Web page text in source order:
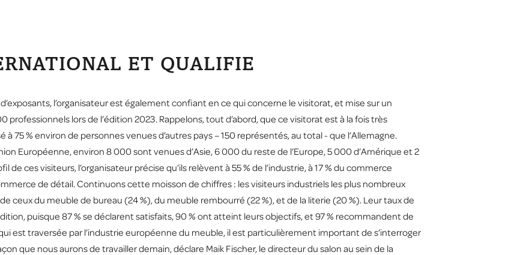
ET QUALIFIE
l’organisateur est également confiant en ce qui concerne le visitorat, et mise sur un
lors de l’édition 2023. Rappelons, tout d’abord, que ce visitorat est à la fois très
75 % environ de personnes venues d’autres pays – 150 représentés, au total - que l’Allemagne.
Européenne, environ 8 000 sont venues d’Asie, 6 000 du reste de l’Europe, 5 000 d’Amérique et 2
ces visiteurs, l’organisateur précise qu’ils relèvent à 55 % de l’industrie, à 17 % du commerce
de détail. Continuons cette moisson de chiffres : les visiteurs industriels les plus nombreux
ceux du meuble de bureau (24 %), du meuble rembourré (22 %), et de la literie (20 %). Leur taux de
puisque 87 % se déclarent satisfaits, 90 % ont atteint leurs objectifs, et 97 % recommandent de
est traversée par l’industrie européenne du meuble, il est particulièrement important de s’interroger
que nous aurons de travailler demain, déclare Maik Fischer, le directeur du salon au sein de la